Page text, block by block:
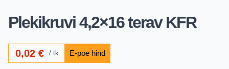
Plekikruvi 4,2×16 terav KFR
0,02€ tk